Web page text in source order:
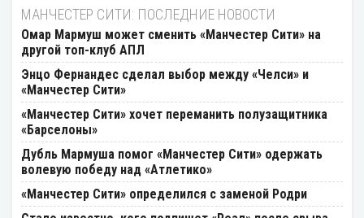
МАНЧЕСТЕР СИТИ: ПОСЛЕДНИЕ НОВОСТИ
Омар Мармуш может сменить «Манчестер Сити» на
другой топ-клуб АПЛ
Энцо Фернандес сделал выбор между «Челси» и
«Манчестер Сити»
«Манчестер Сити» хочет переманить полузащитника
«Барселоны»
Дубль Мармуша помог «Манчестер Сити» одержать
волевую победу над «Атлетико»
«Манчестер Сити» определился с заменой Родри